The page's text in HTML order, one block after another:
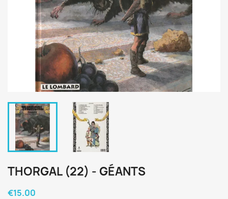
THORGAL (22) - GÉANTS
€15.00